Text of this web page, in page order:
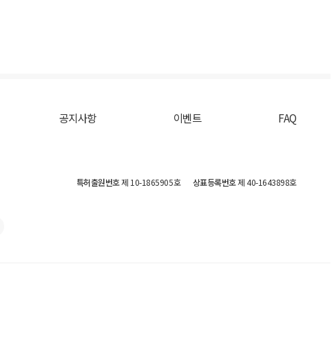
공지사항 이벤트 FAQ
특허출원번호제 10-1865905호 상표등록번호제 40-1643898호